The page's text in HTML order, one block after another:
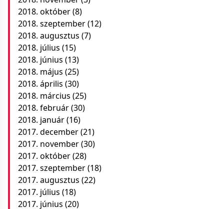
2018. október(8)
2018. szeptember(12)
2018. augusztus (7)
2018. július (15)
2018. június (13)
2018. május (25)
2018. április (30)
2018. március (25)
2018. február(30)
2018. január(16)
2017. december(21)
2017. november(30)
2017. október(28)
2017. szeptember(18)
2017. augusztus (22)
2017. július (18)
2017. június (20)